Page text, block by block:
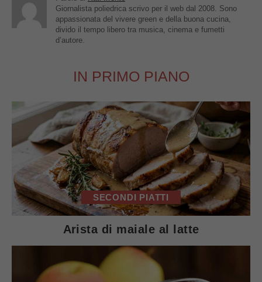
Giornalista poliedrica scrivo per il web dal 2008. Sono
appassionata del vivere green e della buona cucina,
divido il tempo libero tra musica, cinema e fumetti
d’autore.
IN PRIMO PIANO
SECONDI PIATTI
Arista di maiale al latte